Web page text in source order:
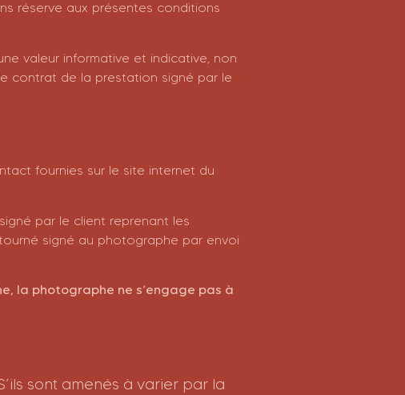
réserve aux présentes conditions
valeur informative et indicative, non
contrat de la prestation signé par le
fournies sur le site internet du
par le client reprenant les
signé au photographe par envoi
la photographe ne s’engage pas à
sont amenés à varier par la